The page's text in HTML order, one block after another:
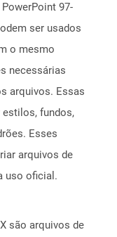
97-
ser usados
o mesmo
necessárias
arquivos. Essas
fundos,
Esses
arquivos de
uso oficial.
são arquivos de